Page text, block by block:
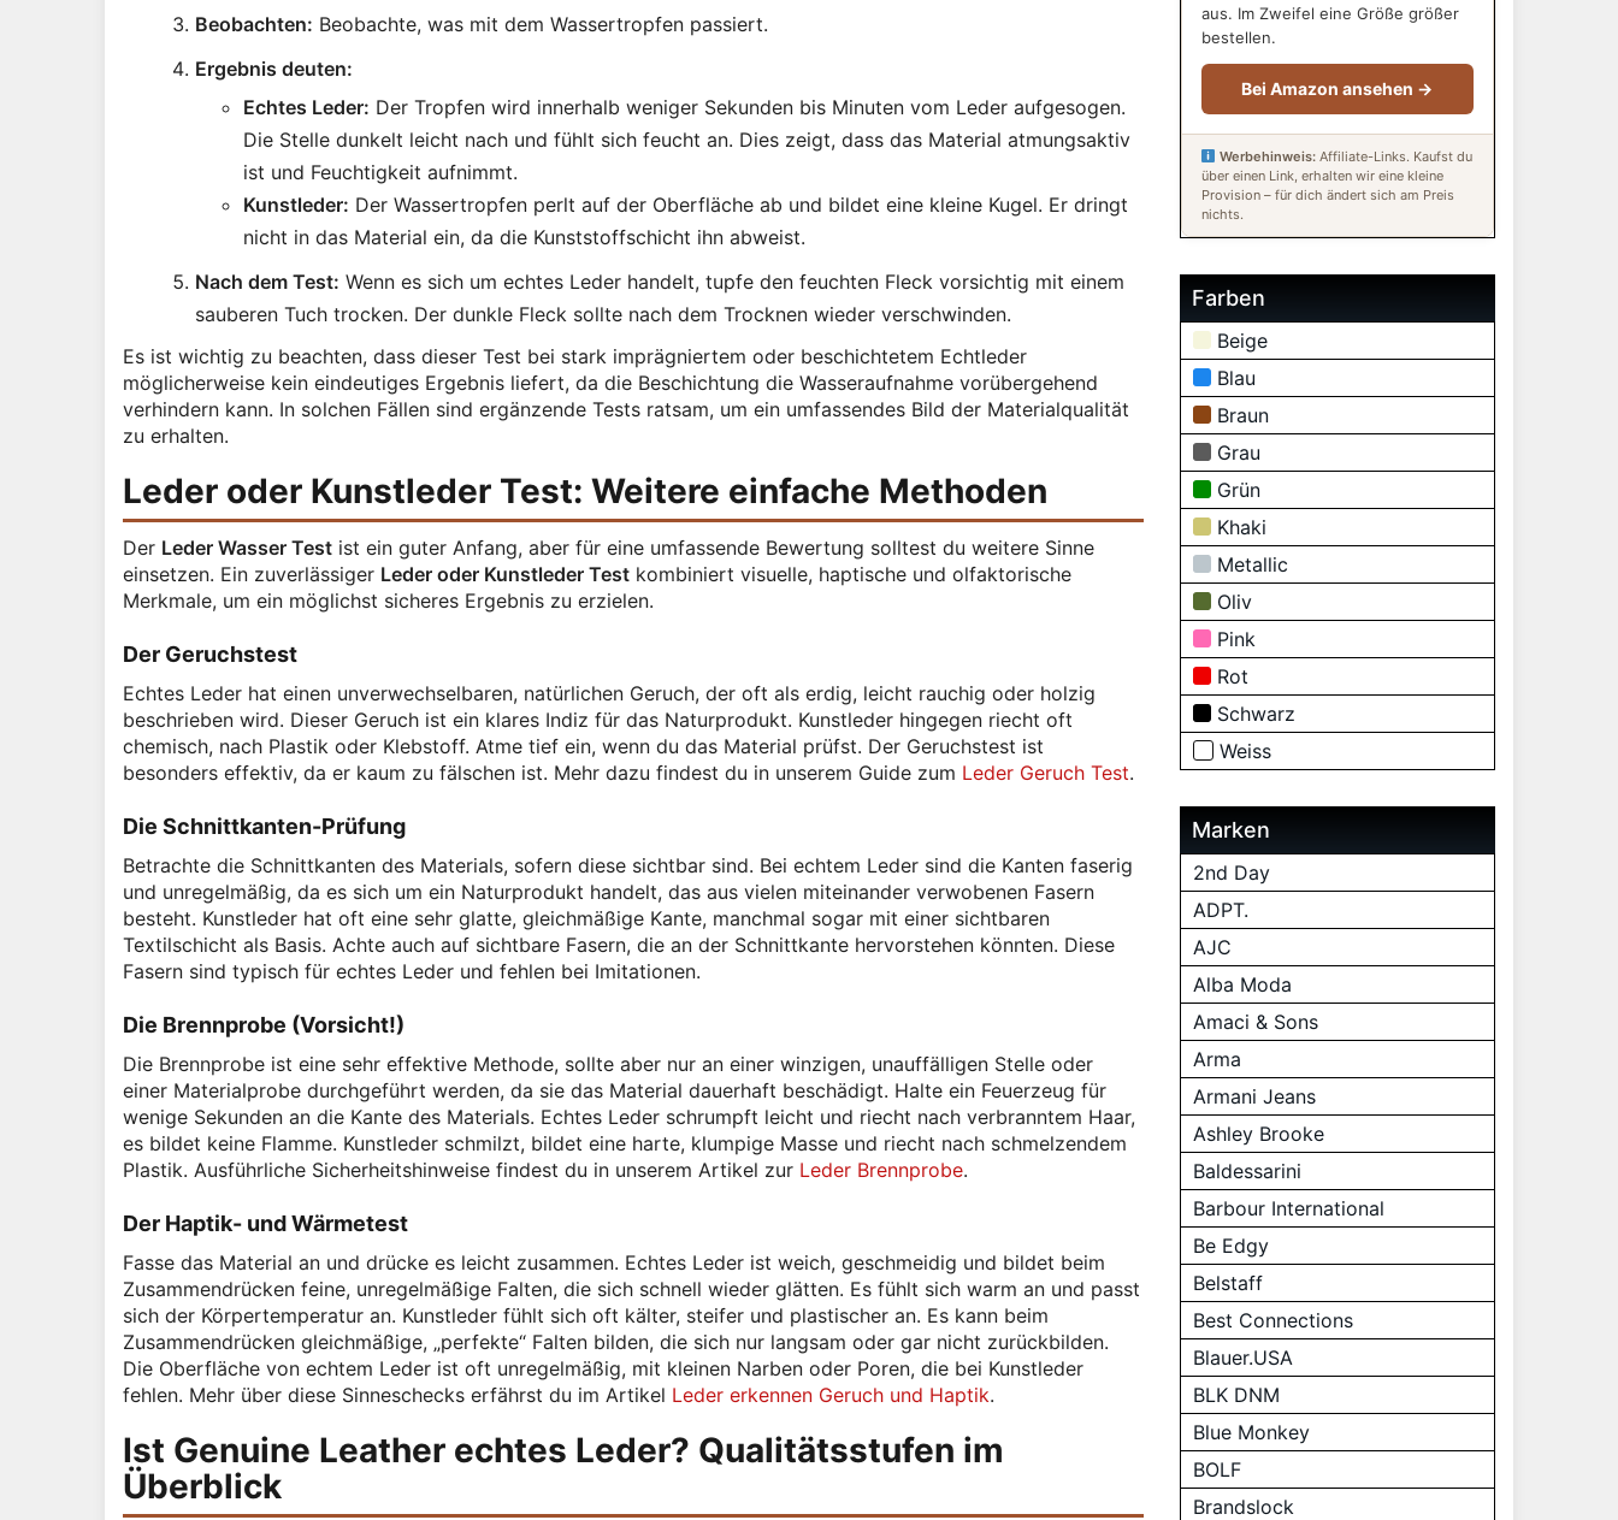
Beobachten: Beobachte, was mit dem Wassertropfen passiert.
Ergebnis deuten:
Echtes Leder: Der Tropfen wird innerhalb weniger Sekunden bis Minuten vom Leder aufgesogen.
Die Stelle dunkelt leicht nach und fühlt sich feucht an. Dies zeigt, dass das Material atmungsaktiv
ist und Feuchtigkeit aufnimmt.
Kunstleder: Der Wassertropfen perlt auf der Oberfläche ab und bildet eine kleine Kugel. Er dringt
nicht in das Material ein, da die Kunststoffschicht ihn abweist.
Nach dem Test: Wenn es sich um echtes Leder handelt, tupfe den feuchten Fleck vorsichtig mit einem
sauberen Tuch trocken. Der dunkle Fleck sollte nach dem Trocknen wieder verschwinden.
Es ist wichtig zu beachten, dass dieser Test bei stark imprägniertem oder beschichtetem Echtleder
möglicherweise kein eindeutiges Ergebnis liefert, da die Beschichtung die Wasseraufnahme vorübergehend
verhindern kann. In solchen Fällen sind ergänzende Tests ratsam, um ein umfassendes Bild der Materialqualität
zu erhalten.
Leder oder Kunstleder Test: Weitere einfache Methoden
Der Leder Wasser Test ist ein guter Anfang, aber für eine umfassende Bewertung solltest du weitere Sinne
einsetzen. Ein zuverlässiger Leder oder Kunstleder Test kombiniert visuelle, haptische und olfaktorische
Merkmale, um ein möglichst sicheres Ergebnis zu erzielen.
Der Geruchstest
Echtes Leder hat einen unverwechselbaren, natürlichen Geruch, der oft als erdig, leicht rauchig oder holzig
beschrieben wird. Dieser Geruch ist ein klares Indiz für das Naturprodukt. Kunstleder hingegen riecht oft
chemisch, nach Plastik oder Klebstoff. Atme tief ein, wenn du das Material prüfst. Der Geruchstest ist
besonders effektiv, da er kaum zu fälschen ist. Mehr dazu findest du in unserem Guide zum Leder Geruch Test.
Die Schnittkanten-Prüfung
Betrachte die Schnittkanten des Materials, sofern diese sichtbar sind. Bei echtem Leder sind die Kanten faserig
und unregelmäßig, da es sich um ein Naturprodukt handelt, das aus vielen miteinander verwobenen Fasern
besteht. Kunstleder hat oft eine sehr glatte, gleichmäßige Kante, manchmal sogar mit einer sichtbaren
Textilschicht als Basis. Achte auch auf sichtbare Fasern, die an der Schnittkante hervorstehen könnten. Diese
Fasern sind typisch für echtes Leder und fehlen bei Imitationen.
Die Brennprobe (Vorsicht!)
Die Brennprobe ist eine sehr effektive Methode, sollte aber nur an einer winzigen, unauffälligen Stelle oder
einer Materialprobe durchgeführt werden, da sie das Material dauerhaft beschädigt. Halte ein Feuerzeug für
wenige Sekunden an die Kante des Materials. Echtes Leder schrumpft leicht und riecht nach verbranntem Haar,
es bildet keine Flamme. Kunstleder schmilzt, bildet eine harte, klumpige Masse und riecht nach schmelzendem
Plastik. Ausführliche Sicherheitshinweise findest du in unserem Artikel zur Leder Brennprobe.
Der Haptik- und Wärmetest
Fasse das Material an und drücke es leicht zusammen. Echtes Leder ist weich, geschmeidig und bildet beim
Zusammendrücken feine, unregelmäßige Falten, die sich schnell wieder glätten. Es fühlt sich warm an und passt
sich der Körpertemperatur an. Kunstleder fühlt sich oft kälter, steifer und plastischer an. Es kann beim
Zusammendrücken gleichmäßige, „perfekte“ Falten bilden, die sich nur langsam oder gar nicht zurückbilden.
Die Oberfläche von echtem Leder ist oft unregelmäßig, mit kleinen Narben oder Poren, die bei Kunstleder
fehlen. Mehr über diese Sinneschecks erfährst du im Artikel Leder erkennen Geruch und Haptik.
Ist Genuine Leather echtes Leder? Qualitätsstufen im
Überblick
aus. Im Zweifel eine Größe größer
bestellen.
Bei Amazon ansehen →
Werbehinweis: Affiliate-Links. Kaufst du
über einen Link, erhalten wir eine kleine
Provision – für dich ändert sich am Preis
nichts.
Farben
Beige
Blau
Braun
Grau
Grün
Khaki
Metallic
Oliv
Pink
Rot
Schwarz
Weiss
Marken
2nd Day
ADPT.
AJC
Alba Moda
Amaci & Sons
Arma
Armani Jeans
Ashley Brooke
Baldessarini
Barbour International
Be Edgy
Belstaff
Best Connections
Blauer.USA
BLK DNM
Blue Monkey
BOLF
Brandslock